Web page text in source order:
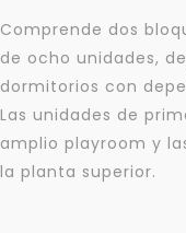
Comprende dos
de ocho unidades,
dormitorios con
Las unidades de
amplio playroom y
la planta superior.